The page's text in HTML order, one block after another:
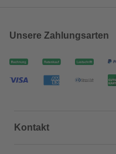
Unsere Zahlungsarten
Kontakt